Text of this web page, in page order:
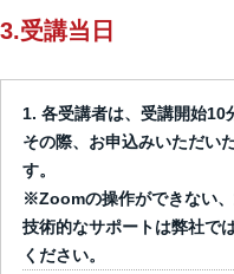
3.受講当日
各受講者は、受講開始10
その際、お申込みいただい
す。
※Zoomの操作ができない
技術的なサポートは弊社で
ください。